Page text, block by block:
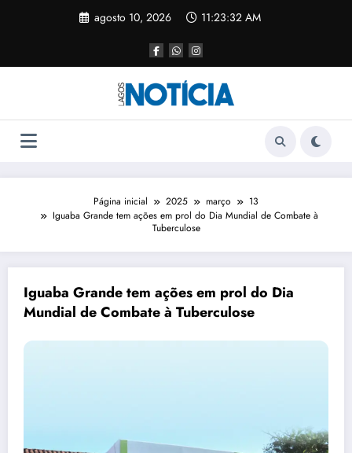
agosto 10, 2026 11:23:33 AM
Página inicial 2025 março
13
Iguaba Grande tem ações em prol do Dia Mundial de Combate à
Tuberculose
Iguaba Grande tem ações em prol do Dia
Mundial de Combate à Tuberculose